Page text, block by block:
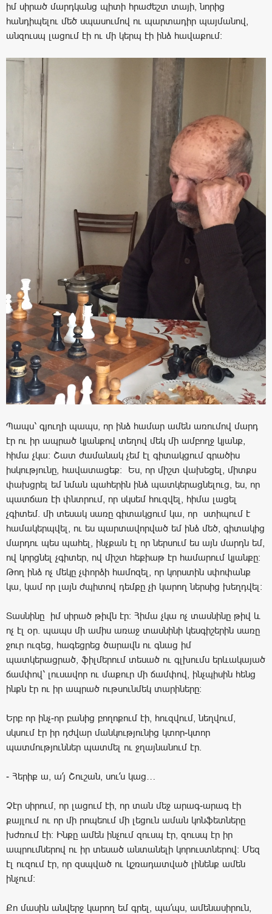
իմ սիրած մարդկանց պիտի հրաժեշտ տայի, նորից
հանդիպելու մեծ սպասումով ու պարտադիր պայմանով,
անզուսպ լացում էի ու մի կերպ էի ինձ հավաքում:
Պապս՝ գյուղի պապս, որ ինձ համար ամեն առումով մարդ
էր ու իր ապրած կյանքով տեղով մեկ մի ամբողջ կյանք,
հիմա չկա: Շատ ժամանակ չեմ էլ գիտակցում գրածիս
իսկությունը, հավատացեք: Ես, որ միշտ վախեցել, միտքս
փախցրել եմ նման պահերին ինձ պատկերացնելուց, ես, որ
պատճառ էի փնտրում, որ սկսեմ հուզվել, հիմա լացել
չգիտեմ. մի տեսակ սառը գիտակցում կա, որ ստիպում է
համակերպվել, ու ես պարտավորված եմ ինձ մեծ, գիտակից
մարդու պես պահել, ինչքան էլ որ ներսում ես այն մարդն եմ,
ով կորցնել չգիտեր, ով միշտ հեքիաթ էր համարում կյանքը:
Թող ինձ ոչ մեկը չփորձի համոզել, որ կորստին սփոփանք
կա, կամ որ լայն ժպիտով դեմքը չի կարող ներսից խեղդվել:
Տասնինը իմ սիրած թիվն էր: Հիմա չկա ոչ տասնինը թիվ և
ոչ էլ օր. պապս մի ամիս առաջ տասնինի կեսգիշերին սառը
ջուր ուզեց, հագեցրեց ծարավն ու գնաց իմ
պատկերացրած, ֆիլմերում տեսած ու գլխումս երևակայած
ճամփով՝ լուսավոր ու մաքուր մի ճամփով, ինչպիսին հենց
ինքն էր ու իր ապրած ութսունմեկ տարիները:
Երբ որ ինչ-որ բանից բողոքում էի, հուզվում, նեղվում,
սկսում էր իր դժվար մանկությունից կտոր-կտոր
պատմություններ պատմել ու ջղայնանում էր.
- Հերիք ա, ա՛յ Շուշան, սու՛ս կաց…
Չէր սիրում, որ լացում էի, որ տան մեջ արագ-արագ էի
քայլում ու որ մի րոպեում մի լեցուն աման կոնֆետները
խժռում էի: Ինքը ամեն ինչում զուսպ էր, զուսպ էր իր
ապրումներով ու իր տեսած անտանելի կորուստներով: Մեզ
էլ ուզում էր, որ զսպված ու կշռադատված լինենք ամեն
ինչում:
Քո մասին անվերջ կարող եմ գրել, պա՛պս, ամենասիրուն,